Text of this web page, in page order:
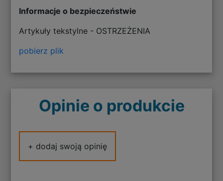
Informacje o bezpieczeństwie
Artykuły tekstylne - OSTRZEŻENIA
pobierz plik
Opinie o produkcie
+ dodaj swoją opinię